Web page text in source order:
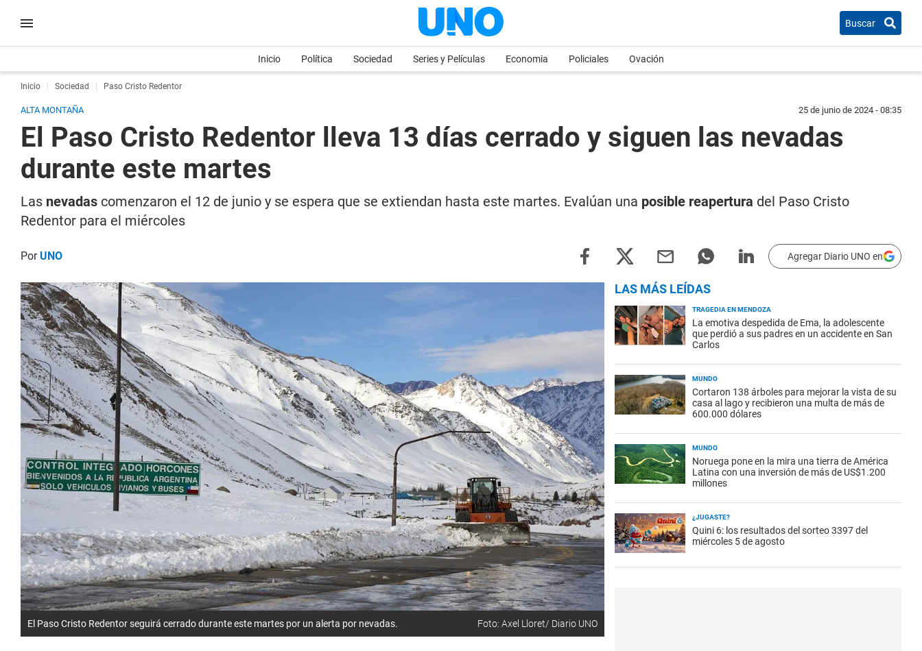
Buscar
Inicio Política Sociedad Series y Películas Economia Policiales Ovación
Inicio Sociedad Paso Cristo Redentor
ALTA MONTAÑA 25 de junio de 2024 - 08:35
El Paso Cristo Redentor lleva 13 días cerrado y siguen las nevadas
durante este martes
Las nevadas comenzaron el 12 de junio y se espera que se extiendan hasta este martes. Evalúan una posible reapertura del Paso Cristo
Redentor para el miércoles
PorUNO Agregar Diario UNO en
El Paso Cristo Redentor seguirá cerrado durante este martes por un alerta por nevadas. Foto: Axel Lloret/ Diario UNO
LAS MÁS LEÍDAS
TRAGEDIA EN MENDOZA
La emotiva despedida de Ema, la adolescente
que perdió a sus padres en un accidente en San
Carlos
MUNDO
Cortaron 138 árboles para mejorar la vista de su
casa al lago y recibieron una multa de más de
600.000 dólares
MUNDO
Noruega pone en la mira una tierra de América
Latina con una inversión de más de US$1.200
millones
¿JUGASTE?
Quini 6: los resultados del sorteo 3397 del
miércoles 5 de agosto